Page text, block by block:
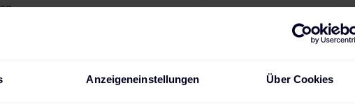
Anzeigeneinstellungen Über Cookies
N-Typ Zelltechnologie verbinden hohe Leistung mit langlebiger